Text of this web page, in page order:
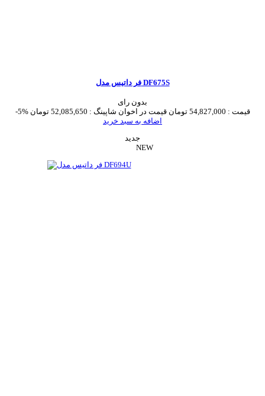
فر داتیس مدل DF675S
بدون رای
-5%
قیمت : 54,827,000 تومان قیمت در اخوان شاپینگ : 52,085,650 تومان
اضافه به سبد خرید
جدید
NEW